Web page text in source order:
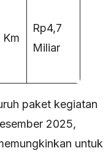
Km
Rp4,7
Miliar
paket kegiatan
2025,
untuk